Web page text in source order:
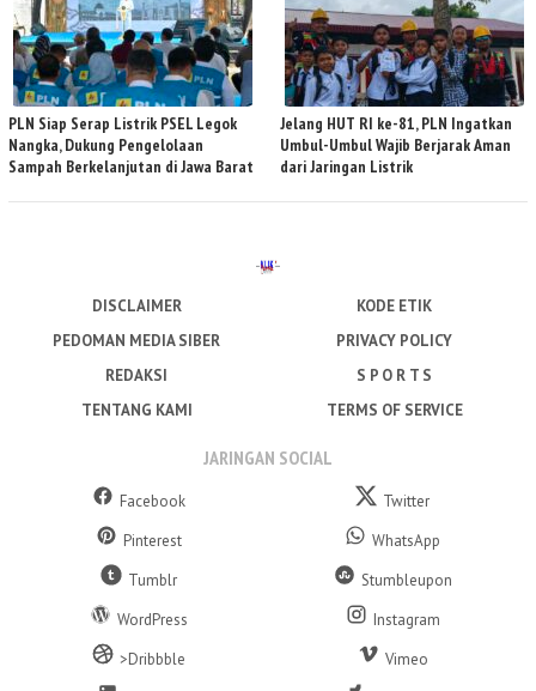
PLN Siap Serap Listrik PSEL Legok
Nangka, Dukung Pengelolaan
Sampah Berkelanjutan di Jawa Barat
Jelang HUT RI ke-81, PLN Ingatkan
Umbul-Umbul Wajib Berjarak Aman
dari Jaringan Listrik
DISCLAIMER
KODE ETIK
PEDOMAN MEDIA SIBER
PRIVACY POLICY
REDAKSI
S P O R T S
TENTANG KAMI
TERMS OF SERVICE
JARINGAN SOCIAL
Facebook
Twitter
Pinterest
WhatsApp
Tumblr
Stumbleupon
WordPress
Instagram
>Dribbble
Vimeo